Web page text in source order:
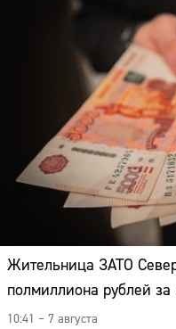
Жительница ЗАТО
полмиллиона рублей
10:41 – 7 августа